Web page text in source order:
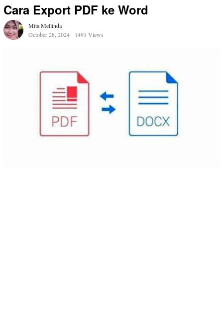
Cara Export PDF ke Word
Mita Mellinda
October 28, 2024
1491 Views